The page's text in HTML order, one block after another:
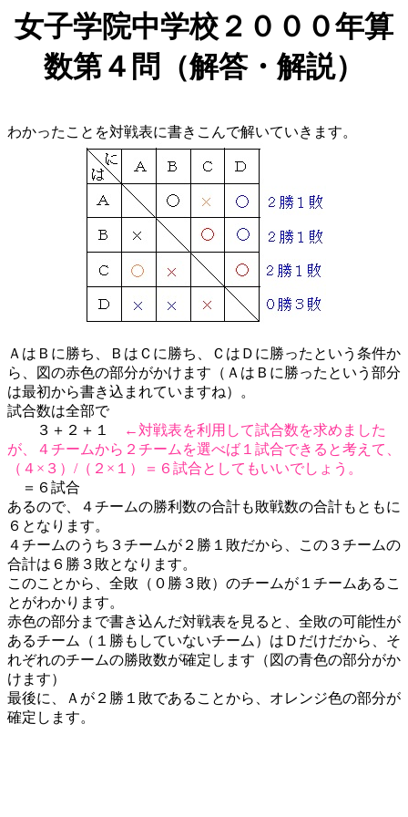
女子学院中学校２０００年算
数第４問（解答・解説）
わかったことを対戦表に書きこんで解いていきます。
ＡはＢに勝ち、ＢはＣに勝ち、ＣはＤに勝ったという条件か
ら、図の赤色の部分がかけます（ＡはＢに勝ったという部分
は最初から書き込まれていますね）。
試合数は全部で
３＋２＋１
←対戦表を利用して試合数を求めました
が、４チームから２チームを選べば１試合できると考えて、
（４×３）/（２×１）＝６試合としてもいいでしょう。
＝６試合
あるので、４チームの勝利数の合計も敗戦数の合計もともに
６となります。
４チームのうち３チームが２勝１敗だから、この３チームの
合計は６勝３敗となります。
このことから、全敗（０勝３敗）のチームが１チームあるこ
とがわかります。
赤色の部分まで書き込んだ対戦表を見ると、全敗の可能性が
あるチーム（１勝もしていないチーム）はＤだけだから、そ
れぞれのチームの勝敗数が確定します（図の青色の部分がか
けます）
最後に、Ａが２勝１敗であることから、オレンジ色の部分が
確定します。